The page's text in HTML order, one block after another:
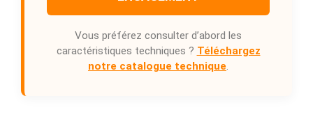
Vous préférez consulter d’abord les
caractéristiques techniques ? Téléchargez
notre catalogue technique.